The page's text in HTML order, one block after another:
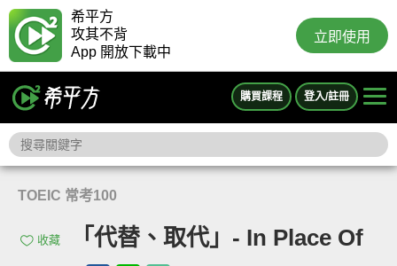
希平方
攻其不背
App 開放下載中
立即使用
購買課程 登入/註冊
TOEIC 常考100
收藏 「代替、取代」- In Place Of